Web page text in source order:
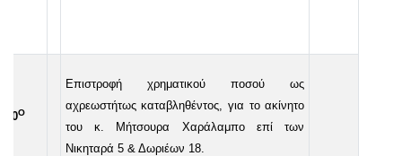
40Ο
Επιστροφή χρηματικού ποσού ως
αχρεωστήτως καταβληθέντος, για το ακίνητο
του κ. Μήτσουρα Χαράλαμπο επί των
Νικηταρά 5 & Δωριέων 18.